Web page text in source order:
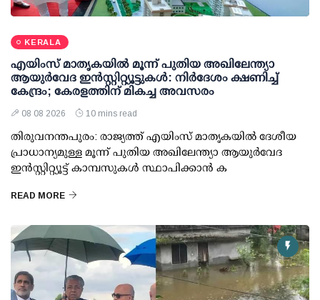
KERALA
എയിംസ് മാതൃകയില്‍ മൂന്ന് പുതിയ അഖിലേന്ത്യാ
ആയുര്‍വേദ ഇന്‍സ്റ്റിറ്റ്യൂട്ടുകള്‍: നിര്‍ദേശം ക്ഷണിച്ച്
കേന്ദ്രം; കേരളത്തിന് മികച്ച അവസരം
08 08 2026 10 mins read
തിരുവനന്തപുരം: രാജ്യത്ത് എയിംസ് മാതൃകയില്‍ ദേശീയ
പ്രാധാന്യമുള്ള മൂന്ന് പുതിയ അഖിലേന്ത്യാ ആയുര്‍വേദ
ഇന്‍സ്റ്റിറ്റ്യൂട്ട് കാമ്പസുകള്‍ സ്ഥാപിക്കാന്‍ ക
READ MORE